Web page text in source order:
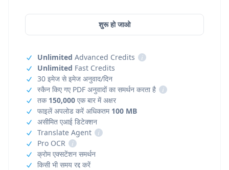
शुरू हो जाओ
Unlimited Advanced Credits
i
Unlimited Fast Credits
30 इमेज से इमेज अनुवाद/दिन
स्कैन किए गए PDF अनुवादों का समर्थन करता है
i
तक 150,000 एक बार में अक्षर
फाइलें अपलोड करें अधिकतम 100 MB
असीमित एआई डिटेक्शन
Translate Agent
i
Pro OCR
i
क्रोम एक्सटेंशन समर्थन
किसी भी समय रद्द करें